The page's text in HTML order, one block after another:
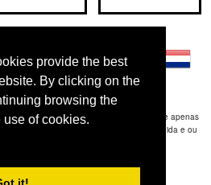
provide the best
By clicking on the
browsing the
use of cookies.
neste site é a nossa melhor estimativa e apenas
se responsabiliza por qualquer atraso de ida e ou
resultou das informações fornecidas.
2026